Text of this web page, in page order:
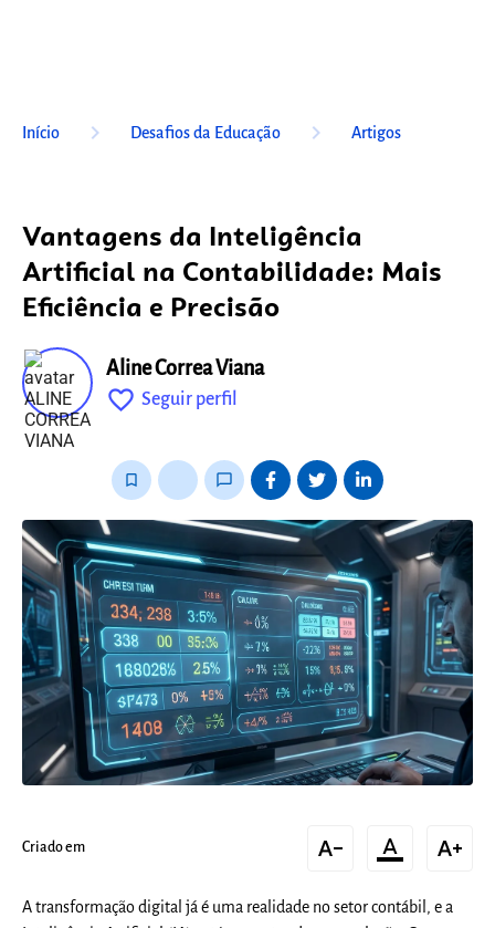
Início keyboard_arrow_right Desafios da Educação keyboard_arrow_right Artigos
Vantagens da Inteligência
Artificial na Contabilidade: Mais
Eficiência e Precisão
Aline Correa Viana
favorite_outline Seguir perfil
fixo
bookmark_border chat_bubble_outline
Criado em text_decrease format_color_text text_increase
A transformação digital já é uma realidade no setor contábil, e a